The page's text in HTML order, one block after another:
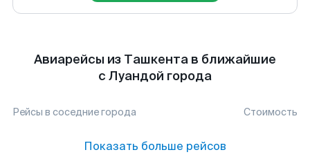
Авиарейсы из Ташкента в ближайшие
с Луандой города
Рейсы в соседние города Стоимость
Показать больше рейсов